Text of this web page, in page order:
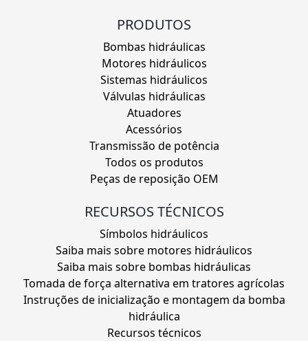
PRODUTOS
Bombas hidráulicas
Motores hidráulicos
Sistemas hidráulicos
Válvulas hidráulicas
Atuadores
Acessórios
Transmissão de potência
Todos os produtos
Peças de reposição OEM
RECURSOS TÉCNICOS
Símbolos hidráulicos
Saiba mais sobre motores hidráulicos
Saiba mais sobre bombas hidráulicas
Tomada de força alternativa em tratores agrícolas
Instruções de inicialização e montagem da bomba
hidráulica
Recursos técnicos